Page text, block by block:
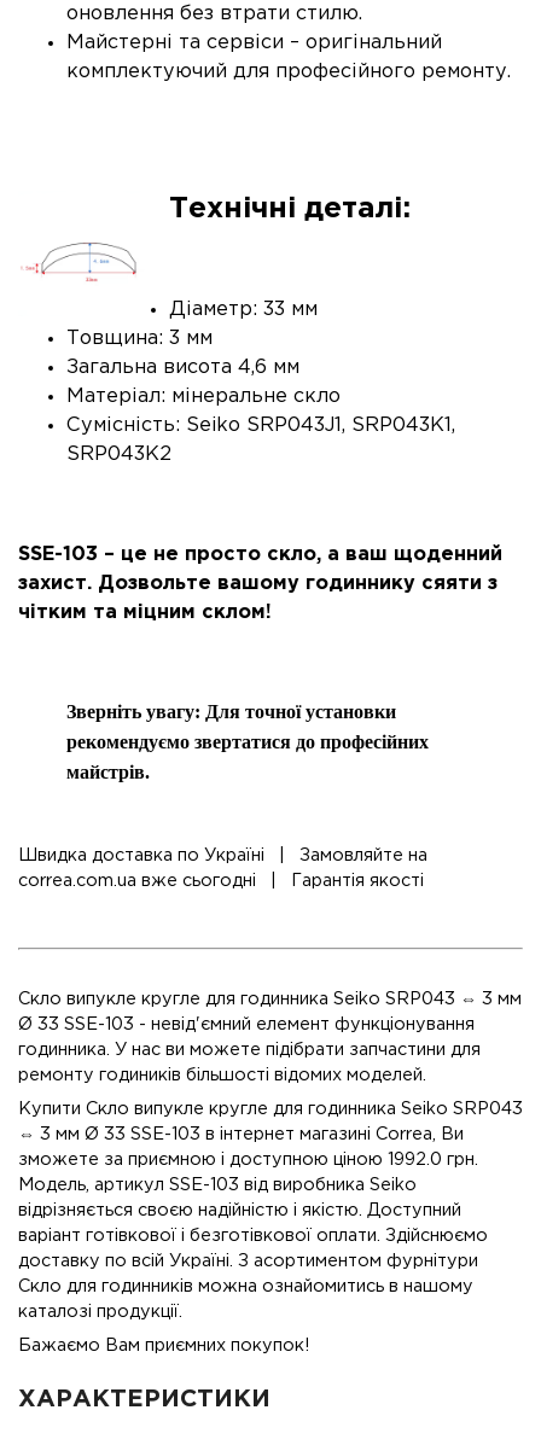
оновлення без втрати стилю.
Майстерні та сервіси – оригінальний
комплектуючий для професійного ремонту.
Технічні деталі:
Діаметр: 33 мм
Товщина: 3 мм
Загальна висота 4,6 мм
Матеріал: мінеральне скло
Сумісність: Seiko SRP043J1, SRP043K1,
SRP043K2
SSE-103 – це не просто скло, а ваш щоденний
захист. Дозвольте вашому годиннику сяяти з
чітким та міцним склом!
Зверніть увагу: Для точної установки
рекомендуємо звертатися до професійних
майстрів.
Швидка доставка по Україні | Замовляйте на
correa.com.ua вже сьогодні | Гарантія якості
Скло випукле кругле для годинника Seiko SRP043 ⇔ 3 мм
Ø 33 SSE-103 - невід'ємний елемент функціонування
годинника. У нас ви можете підібрати запчастини для
ремонту годиників більшості відомих моделей.
Купити Скло випукле кругле для годинника Seiko SRP043
⇔ 3 мм Ø 33 SSE-103 в інтернет магазині Correa, Ви
зможете за приємною і доступною ціною 1992.0 грн.
Модель, артикул SSE-103 від виробника Seiko
відрізняється своєю надійністю і якістю. Доступний
варіант готівкової і безготівкової оплати. Здійснюємо
доставку по всій Україні. З асортиментом фурнітури
Скло для годинників можна ознайомитись в нашому
каталозі продукції.
Бажаємо Вам приємних покупок!
ХАРАКТЕРИСТИКИ